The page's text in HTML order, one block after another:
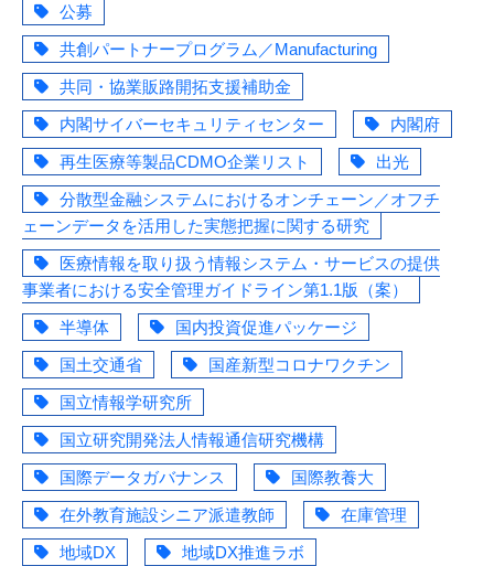
公募
共創パートナープログラム／Manufacturing
共同・協業販路開拓支援補助金
内閣サイバーセキュリティセンター
内閣府
再生医療等製品CDMO企業リスト
出光
分散型金融システムにおけるオンチェーン／オフチ
ェーンデータを活用した実態把握に関する研究
医療情報を取り扱う情報システム・サービスの提供
事業者における安全管理ガイドライン第1.1版（案）
半導体
国内投資促進パッケージ
国土交通省
国産新型コロナワクチン
国立情報学研究所
国立研究開発法人情報通信研究機構
国際データガバナンス
国際教養大
在外教育施設シニア派遣教師
在庫管理
地域DX
地域DX推進ラボ